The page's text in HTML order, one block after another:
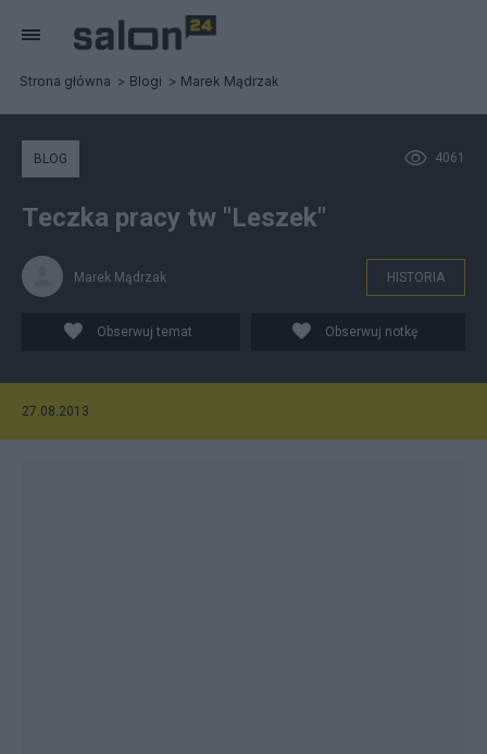
Strona główna Blogi Marek Mądrzak
4061
BLOG
Teczka pracy tw "Leszek"
Marek Mądrzak HISTORIA
Obserwuj temat Obserwuj notkę
27.08.2013